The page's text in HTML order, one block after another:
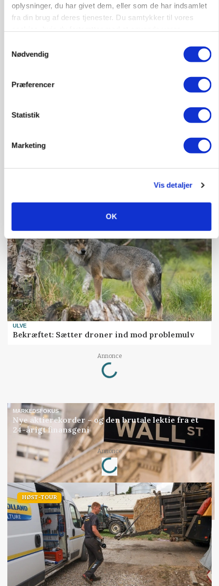
oplysninger, du har givet dem, eller som de har indsamlet
fra din brug af deres tjenester. Du samtykker til vores
Nødvendig
Præferencer
Statistik
Marketing
Vis detaljer
OK
MARKED
Grisebestanden stiger trods svagere
avlsbestand
MARKED
Uændret notering: Spæde lyspunkter i fortsat
ULVE
Bekræftet: Sætter droner ind mod problemulv
Annonce
Loading...
MARKEDSFOKUS
Nye aktierekorder – og den brutale lektie fra et
24-årigt finansgeni
Annonce
Loading...
HØST-TOUR